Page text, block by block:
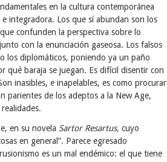
en la cultura contemporánea
integradora. Los que sí abundan son los
confunden la perspectiva sobre lo
con la enunciación gaseosa. Los falsos
los diplomáticos, poniendo ya un paño
qué baraja se juegan. Es difícil disentir con
inasibles, e inapelables, es como procurar
parientes de los adeptos a la New Age,
en su novela Sartor Resartus, cuyo
en general”. Parece egresado
es un mal endémico: el que tiene